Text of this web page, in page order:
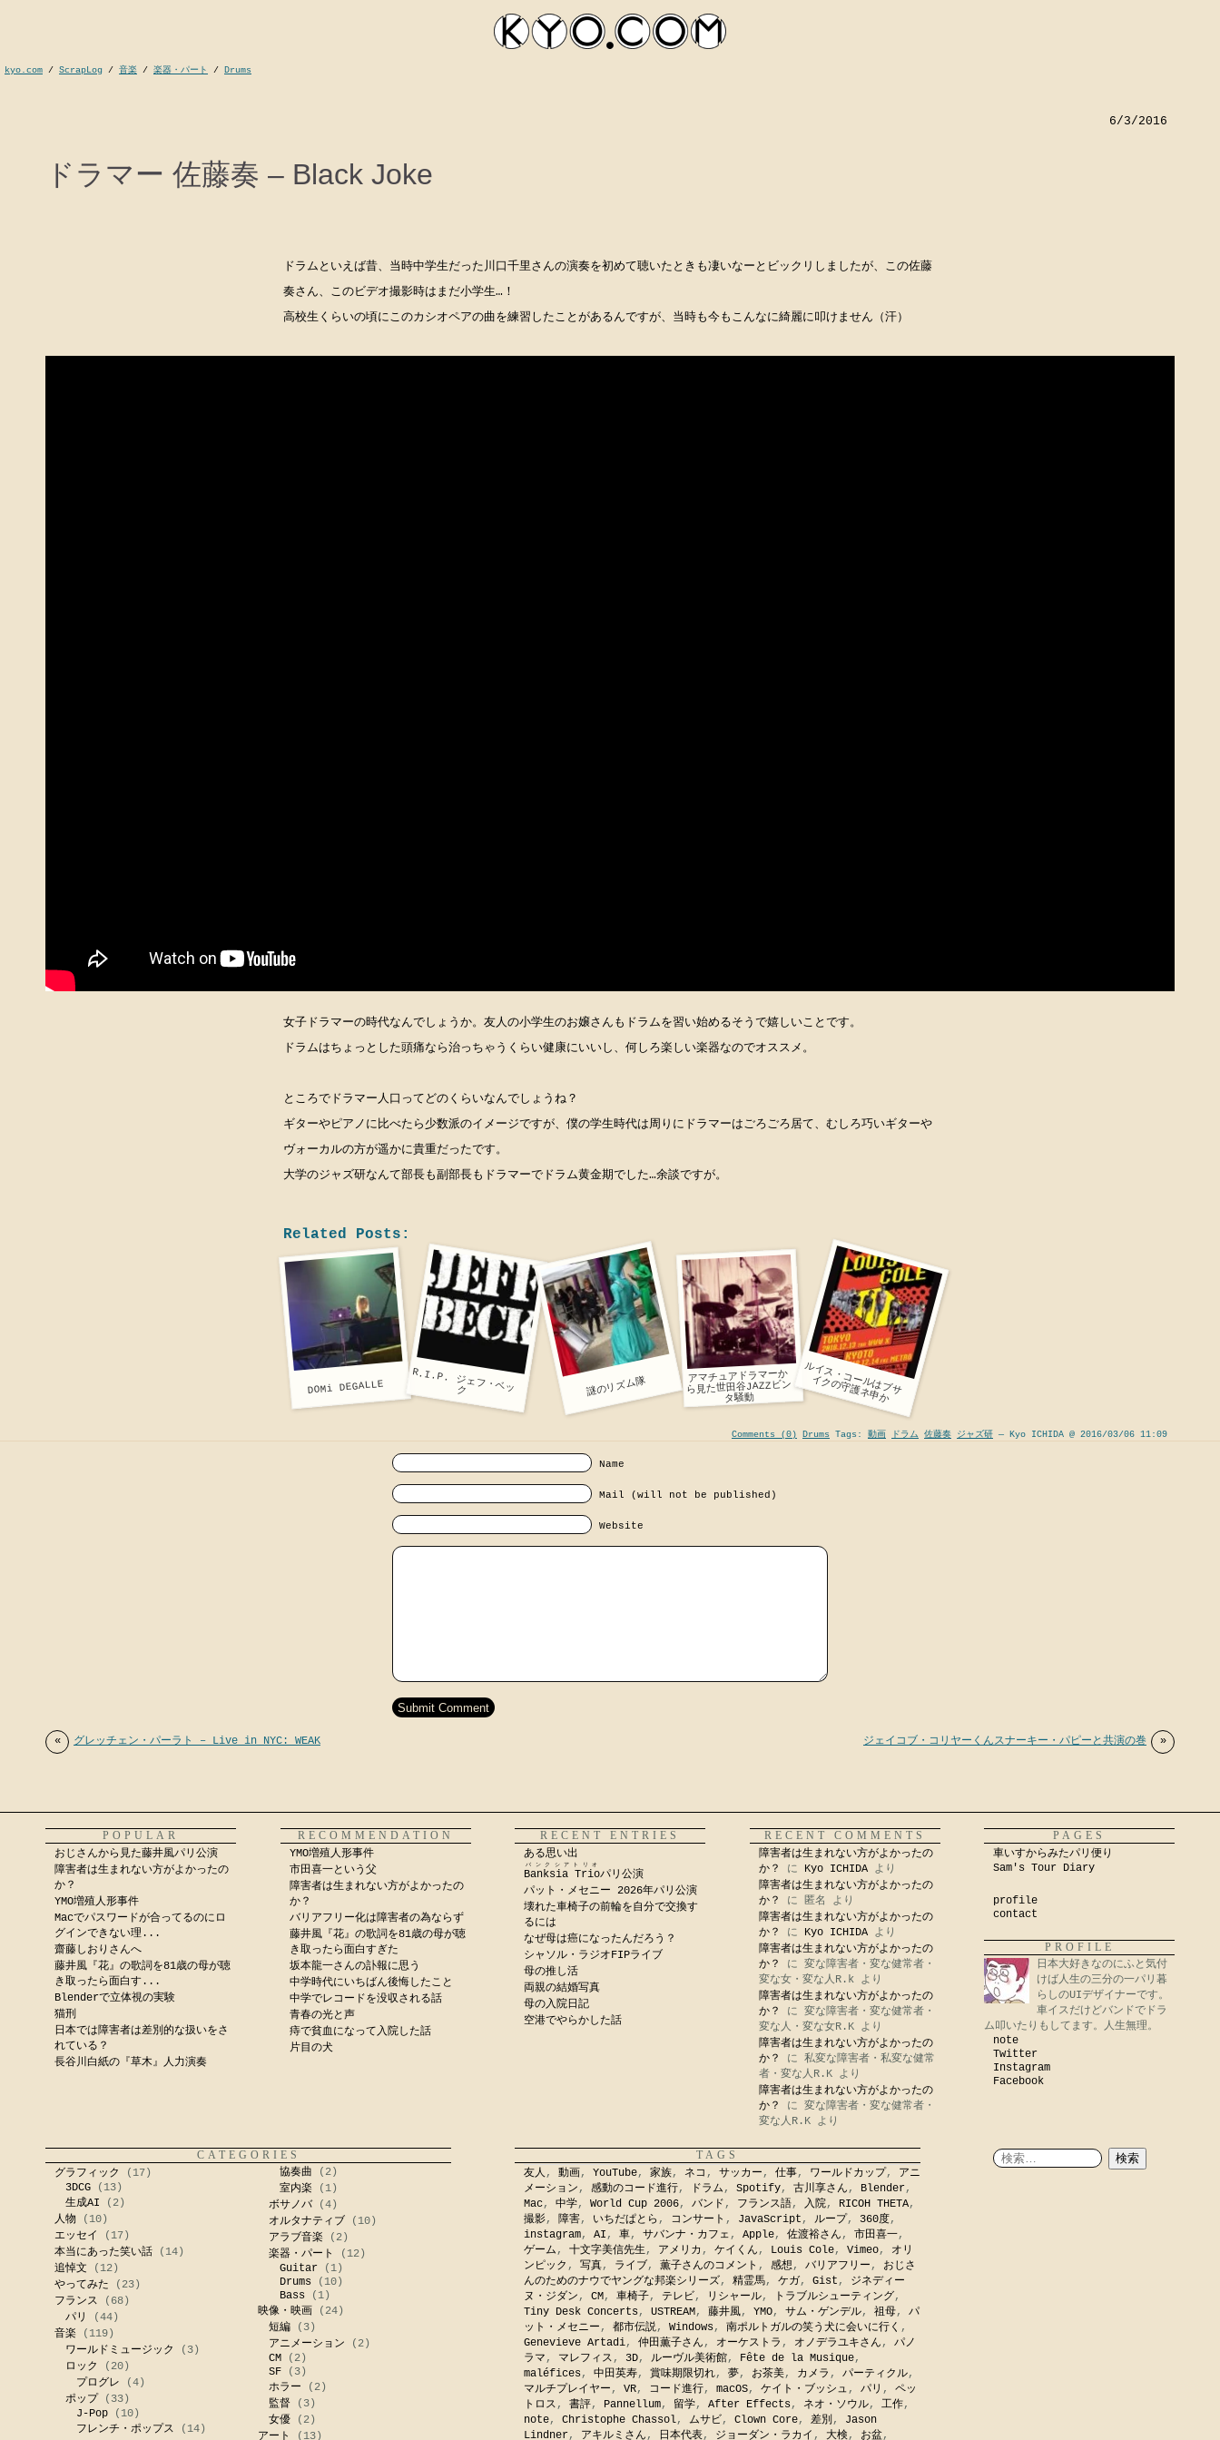
kyo.com / ScrapLog / 音楽 / 楽器・パート / Drums
6/3/2016
ドラマー 佐藤奏 – Black Joke
ドラムといえば昔、当時中学生だった川口千里さんの演奏を初めて聴いたときも凄いなーとビックリしましたが、この佐藤
奏さん、このビデオ撮影時はまだ小学生…！
高校生くらいの頃にこのカシオペアの曲を練習したことがあるんですが、当時も今もこんなに綺麗に叩けません（汗）
女子ドラマーの時代なんでしょうか。友人の小学生のお嬢さんもドラムを習い始めるそうで嬉しいことです。
ドラムはちょっとした頭痛なら治っちゃうくらい健康にいいし、何しろ楽しい楽器なのでオススメ。
ところでドラマー人口ってどのくらいなんでしょうね？
ギターやピアノに比べたら少数派のイメージですが、僕の学生時代は周りにドラマーはごろごろ居て、むしろ巧いギターや
ヴォーカルの方が遥かに貴重だったです。
大学のジャズ研なんて部長も副部長もドラマーでドラム黄金期でした…余談ですが。
Related Posts:
DOMi DEGALLE R.I.P. ジェフ・ベッ
ク 謎のリズム隊 アマチュアドラマーか
ら見た世田谷JAZZビン
タ騒動
ル
イ
ス
・
コ
ー
ル
は
ブ
サ
イ
ク
の
守
護
ネ
申
か
Comments (0) Drums Tags: 動画 ドラム 佐藤奏 ジャズ研 — Kyo ICHIDA @ 2016/03/06 11:09
Name
Mail (will not be published)
Website
« グレッチェン・パーラト – Live in NYC: WEAK ジェイコブ・コリヤーくんスナーキー・パピーと共演の巻 »
POPULAR
おじさんから見た藤井風パリ公演
障害者は生まれない方がよかったの
か？
YMO増殖人形事件
Macでパスワードが合ってるのにロ
グインできない理...
齋藤しおりさんへ
藤井風『花』の歌詞を81歳の母が聴
き取ったら面白す...
Blenderで立体視の実験
猫刑
日本では障害者は差別的な扱いをさ
れている？
長谷川白紙の『草木』人力演奏
RECOMMENDATION
YMO増殖人形事件
市田喜一という父
障害者は生まれない方がよかったの
か？
バリアフリー化は障害者の為ならず
藤井風『花』の歌詞を81歳の母が聴
き取ったら面白すぎた
坂本龍一さんの訃報に思う
中学時代にいちばん後悔したこと
中学でレコードを没収される話
青春の光と声
痔で貧血になって入院した話
片目の犬
RECENT ENTRIES
ある思い出
Banksia Trio
バンクシアトリオ
パリ公演
パット・メセニー 2026年パリ公演
壊れた車椅子の前輪を自分で交換す
るには
なぜ母は癌になったんだろう？
シャソル・ラジオFIPライブ
母の推し活
両親の結婚写真
母の入院日記
空港でやらかした話
RECENT COMMENTS
障害者は生まれない方がよかったの
か？
に Kyo ICHIDAより
障害者は生まれない方がよかったの
か？
に 匿名
より
障害者は生まれない方がよかったの
か？
に Kyo ICHIDAより
障害者は生まれない方がよかったの
か？
に 変な障害者・変な健常者・
変な女・変な人R.kより
障害者は生まれない方がよかったの
か？
に 変な障害者・変な健常者・
変な人・変な女R.Kより
障害者は生まれない方がよかったの
か？
に 私変な障害者・私変な健常
者・変な人R.Kより
障害者は生まれない方がよかったの
か？
に 変な障害者・変な健常者・
変な人R.Kより
PAGES
車いすからみたパリ便り
Sam's Tour Diary
profile
contact
PROFILE
日本大好きなのにふと気付
けば人生の三分の一パリ暮
らしのUIデザイナーです。
車イスだけどバンドでドラ
ム叩いたりもしてます。人生無理。
note
Twitter
Instagram
Facebook
CATEGORIES
グラフィック
(17)
3DCG (13)
生成AI (2)
人物 (10)
エッセイ
(17)
本当にあった笑い話 (14)
追悼文 (12)
やってみた (23)
フランス (68)
パリ
(44)
音楽 (119)
ワールドミュージック
(3)
ロック
(20)
プログレ (4)
ポップ (33)
J-Pop (10)
フレンチ・ポップス (14)
協奏曲 (2)
室内楽(1)
ボサノバ(4)
オルタナティブ (10)
アラブ音楽(2)
楽器・パート
(12)
Guitar(1)
Drums(10)
Bass(1)
映像・映画 (24)
短編(3)
アニメーション (2)
CM(2)
SF(3)
ホラー (2)
監督(3)
女優(2)
アート
(13)
TAGS
友人, 動画 , YouTube, 家族, ネコ , サッカー , 仕事, ワールドカップ, アニ
メーション , 感動のコード進行, ドラム , Spotify, 古川享さん , Blender,
Mac, 中学, World Cup 2006, バンド , フランス語, 入院, RICOH THETA,
撮影, 障害, いちだぱとら , コンサート , JavaScript , ループ, 360度,
instagram, AI , 車, サバンナ・カフェ , Apple, 佐渡裕さん , 市田喜一,
ゲーム , 十文字美信先生, アメリカ , ケイくん , Louis Cole, Vimeo, オリ
ンピック , 写真, ライブ , 薫子さんのコメント , 感想, バリアフリー , おじさ
んのためのナウでヤングな邦楽シリーズ , 精霊馬, ケガ, Gist , ジネディー
ヌ・ジダン , CM, 車椅子, テレビ , リシャール, トラブルシューティング ,
Tiny Desk Concerts, USTREAM, 藤井風, YMO, サム・ゲンデル, 祖母, パ
ット・メセニー , 都市伝説, Windows, 南ポルトガルの笑う犬に会いに行く ,
Genevieve Artadi, 仲田薫子さん , オーケストラ , オノデラユキさん , パノ
ラマ , マレフィス , 3D, ルーヴル美術館, Fête de la Musique,
maléfices, 中田英寿, 賞味期限切れ, 夢, お茶美, カメラ , パーティクル,
マルチプレイヤー , VR, コード進行, macOS, ケイト・ブッシュ , パリ , ペッ
トロス , 書評, Pannellum, 留学, After Effects, ネオ・ソウル, 工作,
note, Christophe Chassol, ムサビ , Clown Core, 差別 , Jason
Lindner, アキルミさん , 日本代表, ジョーダン・ラカイ , 大検, お盆,